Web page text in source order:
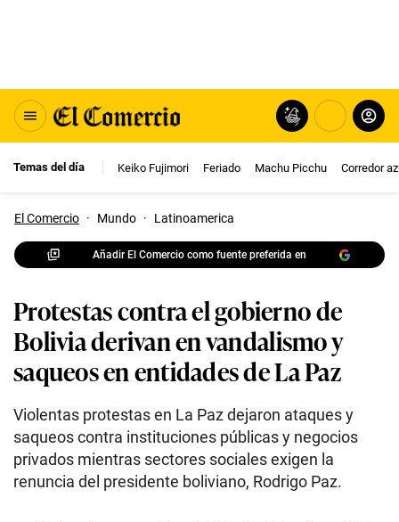
Temas del día Keiko Fujimori Feriado Machu Picchu Corredor
El Comercio · Mundo · Latinoamerica
Añadir El Comercio como fuente preferida en
Protestas contra el gobierno de
Bolivia derivan en vandalismo y
saqueos en entidades de La Paz
Violentas protestas en La Paz dejaron ataques y
saqueos contra instituciones públicas y negocios
privados mientras sectores sociales exigen la
renuncia del presidente boliviano, Rodrigo Paz.